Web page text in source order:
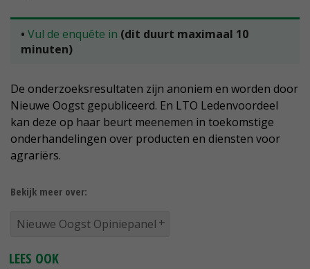
• Vul de enquête in (dit duurt maximaal 10
minuten)
De onderzoeksresultaten zijn anoniem en worden door
Nieuwe Oogst gepubliceerd. En LTO Ledenvoordeel
kan deze op haar beurt meenemen in toekomstige
onderhandelingen over producten en diensten voor
agrariërs.
Bekijk meer over:
Nieuwe Oogst Opiniepanel
LEES OOK